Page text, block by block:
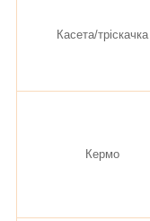
Касета/тріскачка
Кермо